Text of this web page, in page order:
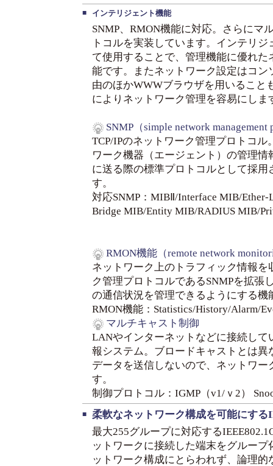
■ インテリジェント機能
SNMP、RMON機能に対応。さらにマ
トコルを実装しています。インテリ
て使用することで、管理機能に優れ
能です。またネットワーク設定はコン
由のほかWWWブラウザを用いること
によりネットワーク管理を容易にしま
SNMP（simple network management
TCP/IPのネットワーク管理プロトコ
ワーク機器（エージェント）の管理
に送る際の標準プロトコルとして採
す。
対応SNMP：MIBⅡ/Interface MIB/
Bridge MIB/Entity MIB/RADIUS MIB/
RMON機能（remote network
ネットワーク上のトラフィック情報
ク管理プロトコルであるSNMPを拡張
の通信状況を管理できるようにする機
RMON機能：Statistics/History/Alarm/
マルチキャスト制御
LANやインターネットなどに接続し
報システム。ブロードキャストとは
データを送信しないので、ネットワ
す。
制御プロトコル：IGMP（v1/ｖ2）
■
柔軟なネットワーク構成を可能にする
最大255グループに対応する
ットワークに接続した端末をグルー
ットワーク構成にとらわれず、論理